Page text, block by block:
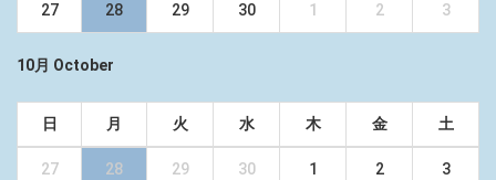
27 28 29 30 1 2 3
10月 October
日 月 火 水 木 金 土
27 28 29 30 1 2 3